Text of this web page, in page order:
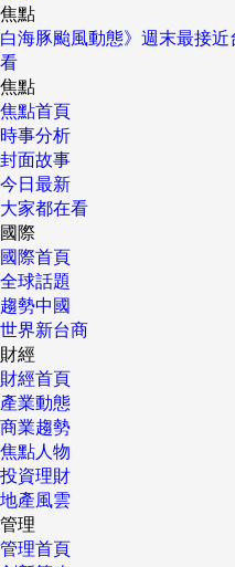
焦點
白海豚颱風動態》週末最接
看
焦點
焦點首頁
時事分析
封面故事
今日最新
大家都在看
國際
國際首頁
全球話題
趨勢中國
世界新台商
財經
財經首頁
產業動態
商業趨勢
焦點人物
投資理財
地產風雲
管理
管理首頁